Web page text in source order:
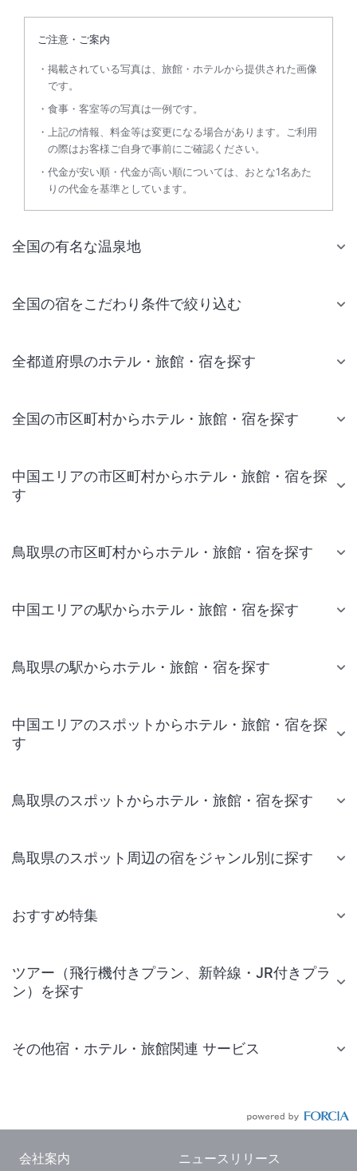
ご注意・ご案内
掲載されている写真は、旅館・ホテルから提供された画像
です。
食事・客室等の写真は一例です。
上記の情報、料金等は変更になる場合があります。ご利用
の際はお客様ご自身で事前にご確認ください。
代金が安い順・代金が高い順については、おとな1名あた
りの代金を基準としています。
全国の有名な温泉地
全国の宿をこだわり条件で絞り込む
全都道府県のホテル・旅館・宿を探す
全国の市区町村からホテル・旅館・宿を探す
中国エリアの市区町村からホテル・旅館・宿を探
す
鳥取県の市区町村からホテル・旅館・宿を探す
中国エリアの駅からホテル・旅館・宿を探す
鳥取県の駅からホテル・旅館・宿を探す
中国エリアのスポットからホテル・旅館・宿を探
す
鳥取県のスポットからホテル・旅館・宿を探す
鳥取県のスポット周辺の宿をジャンル別に探す
おすすめ特集
ツアー（飛行機付きプラン、新幹線・JR付きプラ
ン）を探す
その他宿・ホテル・旅館関連 サービス
会社案内 ニュースリリース